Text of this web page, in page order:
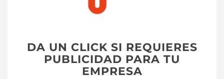
DA UN CLICK SI REQUIERES
PUBLICIDAD PARA TU
EMPRESA